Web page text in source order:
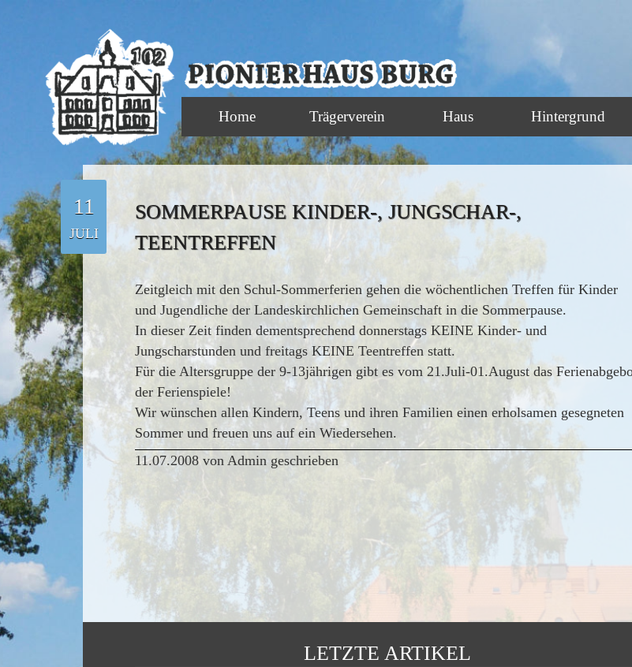
Home Trägerverein Haus Hintergrund
11
JULI
SOMMERPAUSE KINDER-, JUNGSCHAR-,
TEENTREFFEN
Zeitgleich mit den Schul-Sommerferien gehen die wöchentlichen Treffen für Kinder
und Jugendliche der Landeskirchlichen Gemeinschaft in die Sommerpause.
In dieser Zeit finden dementsprechend donnerstags KEINE Kinder- und
Jungscharstunden und freitags KEINE Teentreffen statt.
Für die Altersgruppe der 9-13jährigen gibt es vom 21.Juli-01.August das
der Ferienspiele!
Wir wünschen allen Kindern, Teens und ihren Familien einen erholsamen gesegneten
Sommer und freuen uns auf ein Wiedersehen.
11.07.2008 von Admin geschrieben
LETZTE ARTIKEL